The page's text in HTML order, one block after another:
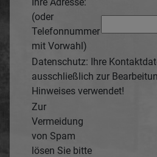
(oder
Telefonnummer
mit Vorwahl)
Datenschutz: Ihre
ausschließlich zur
Hinweises verwendet!
Zur
Vermeidung
von Spam
lösen Sie bitte